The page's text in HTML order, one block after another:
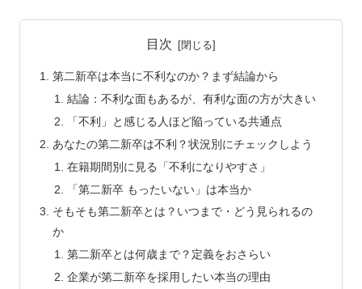
目次
第二新卒は本当に不利なのか？まず結論から
結論：不利な面もあるが、有利な面の方が大きい
「不利」と感じる人ほど陥っている共通点
あなたの第二新卒は不利？状況別にチェックしよう
在籍期間別に見る「不利になりやすさ」
「第二新卒 もったいない」は本当か
そもそも第二新卒とは？いつまで・どう見られるの
か
第二新卒とは何歳まで？定義をおさらい
企業が第二新卒を採用したい本当の理由